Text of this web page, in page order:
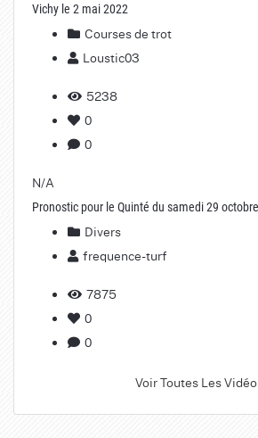
Vichy le 2 mai 2022
Courses de trot
Loustic03
5238
0
0
N/A
Pronostic pour le Quinté du samedi 29
Divers
frequence-turf
7875
0
0
Voir Toutes Les